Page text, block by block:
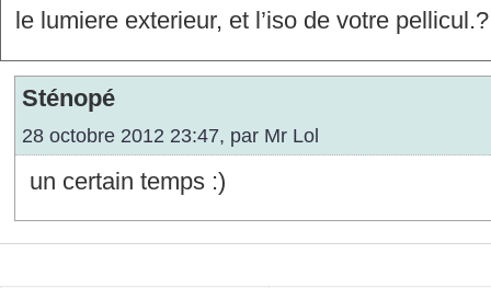
le lumiere exterieur, et l’iso de votre pellicul.?
Sténopé
28 octobre 2012 23:47, par Mr Lol
un certain temps :)